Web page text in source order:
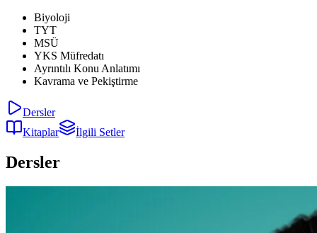
Biyoloji
TYT
MSÜ
YKS Müfredatı
Ayrıntılı Konu Anlatımı
Kavrama ve Pekiştirme
Dersler
Kitaplar
İlgili Setler
Dersler